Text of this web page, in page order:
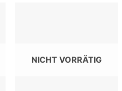
NICHT VORRÄTIG